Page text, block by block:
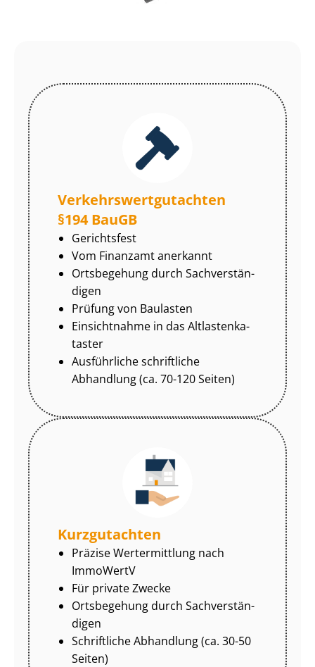
Ver­kehrs­wert­gut­ach­ten
§194 BauGB
Gerichtsfest
Vom Finanzamt anerkannt
Ortsbegehung durch Sach­ver­stän­
di­gen
Prüfung von Baulasten
Einsichtnahme in das Alt­las­ten­ka­
tas­ter
Ausführliche schriftliche
Abhandlung (ca. 70-120 Seiten)
Kurzgutachten
Präzise Wertermittlung nach
ImmoWertV
Für private Zwecke
Ortsbegehung durch Sach­ver­stän­
di­gen
Schriftliche Abhandlung (ca. 30-50
Seiten)